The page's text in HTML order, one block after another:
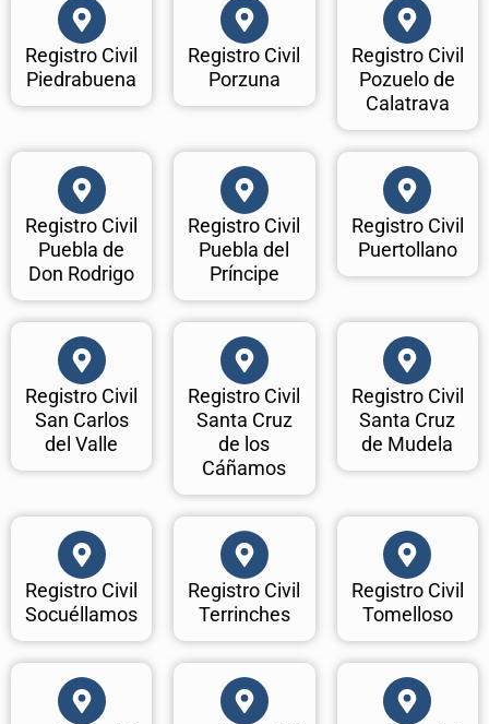
Registro Civil
Piedrabuena
Registro Civil
Porzuna
Registro Civil
Pozuelo de
Calatrava
Registro Civil
Puebla de
Don Rodrigo
Registro Civil
Puebla del
Príncipe
Registro Civil
Puertollano
Registro Civil
San Carlos
del Valle
Registro Civil
Santa Cruz
de los
Cáñamos
Registro Civil
Santa Cruz
de Mudela
Registro Civil
Socuéllamos
Registro Civil
Terrinches
Registro Civil
Tomelloso